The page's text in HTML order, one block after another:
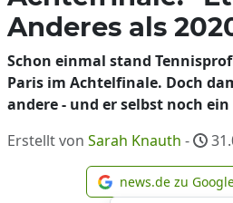
Anderes als
Schon einmal stand
Paris im Achtelfinale. Doch
andere - und er selbst noch ein
Erstellt von Sarah Knauth -
news.de zu